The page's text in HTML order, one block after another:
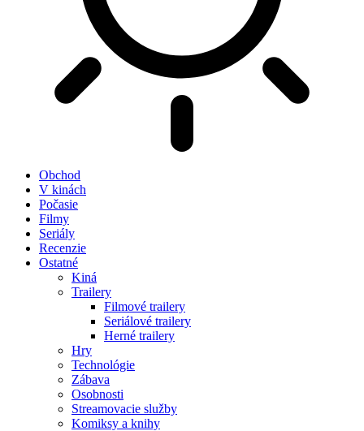
Obchod
V kinách
Počasie
Filmy
Seriály
Recenzie
Ostatné
Kiná
Trailery
Filmové trailery
Seriálové trailery
Herné trailery
Hry
Technológie
Zábava
Osobnosti
Streamovacie služby
Komiksy a knihy